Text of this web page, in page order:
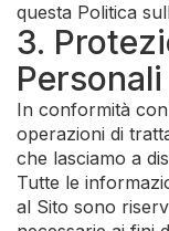
questa Politica
3.
Personali
In conformità
operazioni di
che lasciamo a
Tutte le
al Sito sono